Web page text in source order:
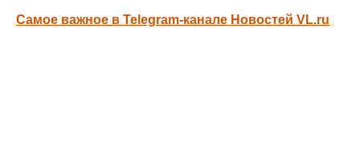
Самое важное в Telegram-канале Новостей VL.ru